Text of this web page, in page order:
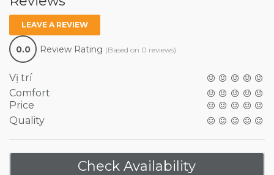
LEAVE A REVIEW
0.0 Review Rating (Based on 0 reviews)
Vị trí
Comfort
Price
Quality
Check Availability